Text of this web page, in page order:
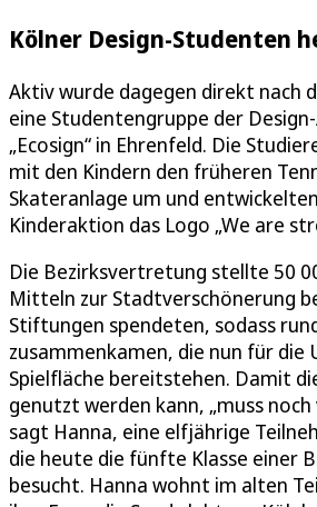
Kölner Design-Studenten
Aktiv wurde dagegen direkt nach
eine Studentengruppe der
„Ecosign“ in Ehrenfeld. Die
mit den Kindern den früheren
Skateranlage um und
Kinderaktion das Logo „We are
Die Bezirksvertretung stellte 50
Mitteln zur Stadtverschönerung
Stiftungen spendeten, sodass
zusammenkamen, die nun für
Spielfläche bereitstehen. Damit
genutzt werden kann, „muss noch
sagt Hanna, eine elfjährige
die heute die fünfte Klasse einer
besucht. Hanna wohnt im alten